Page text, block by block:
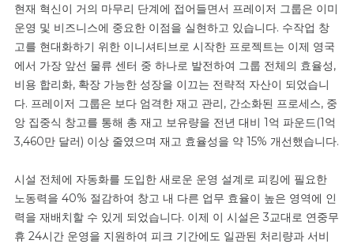
현재 혁신이 거의 마무리 단계에 접어들면서 프레이저 그룹은 이미
운영 및 비즈니스에 중요한 이점을 실현하고 있습니다. 수작업 창
고를 현대화하기 위한 이니셔티브로 시작한 프로젝트는 이제 영국
에서 가장 앞선 물류 센터 중 하나로 발전하여 그룹 전체의 효율성,
비용 합리화, 확장 가능한 성장을 이끄는 전략적 자산이 되었습니
다. 프레이저 그룹은 보다 엄격한 재고 관리, 간소화된 프로세스, 중
앙 집중식 창고를 통해 총 재고 보유량을 전년 대비 1억 파운드(1억
3,460만 달러) 이상 줄였으며 재고 효율성을 약 15% 개선했습니다.
시설 전체에 자동화를 도입한 새로운 운영 설계로 피킹에 필요한
노동력을 40% 절감하여 창고 내 다른 업무 효율이 높은 영역에 인
력을 재배치할 수 있게 되었습니다. 이제 이 시설은 3교대로 연중무
휴 24시간 운영을 지원하여 피크 기간에도 일관된 처리량과 서비